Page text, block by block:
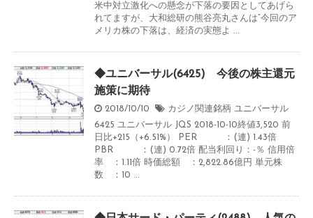
米中対立激化への懸念が下落の要因としてあげら
れてますが、大和総研の熊谷亮丸さんは“今回のア
メリカ株の下落は、経済の実態よ ...
◆ユニバーサル(6425) 今後の株主還元
施策に期待
2018/10/10 カジノ関連銘柄 ユニバーサル
6425 ユニバーサル JQS 2018-10-10終値3,520 前
日比+215（+6.51%） PER ：(連) 1.43倍
PBR ：(連) 0.72倍 配当利回り：-％ 信用倍
率 ：1.11倍 時価総額 ：2,822.86億円 単元株
数 ：10 ...